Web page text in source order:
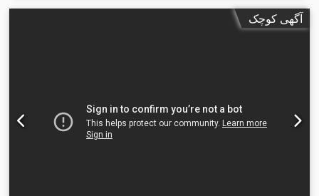
آگهی کوچک